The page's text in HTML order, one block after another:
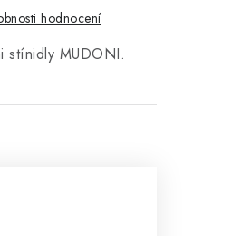
hodnocení
stínidly MUDONI.